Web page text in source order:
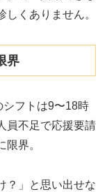
くありません。
界
フトは9〜18時
員不足で応援要請
界。
？」と思い出せな